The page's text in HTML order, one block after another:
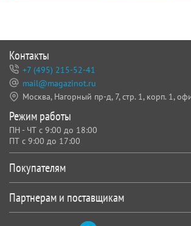
Покупателям
Партнерам и поставщикам
Контакты
+7 (495) 215-52-41
mail@magazinot.ru
Москва, Нагорный пр-д, 7, стр. 1, корп. 1,
Режим работы
ПН - ЧТ с 9:00 до 18:00
ПТ с 9:00 до 17:00